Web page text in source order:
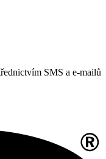
SMS a e-mailů